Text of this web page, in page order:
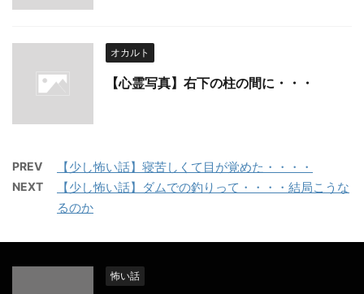
オカルト
【心霊写真】右下の柱の間に・・・
PREV 【少し怖い話】寝苦しくて目が覚めた・・・・
NEXT
【少し怖い話】ダムでの釣りって・・・・結局こうな
るのか
怖い話